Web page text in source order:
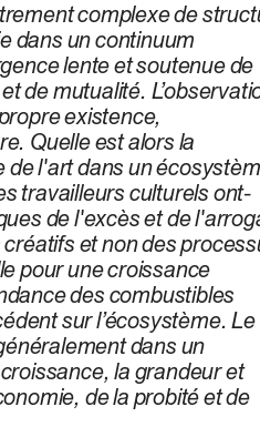
complexe de
dans un continuum
lente et soutenue de
de mutualité.
existence,
Quelle est alors la
l'art dans un
travailleurs culturels ont-
de l'excès et de
et non des
pour une croissance
des combustibles
sur l’écosystème. Le
dans un
la grandeur et
de la probité et de